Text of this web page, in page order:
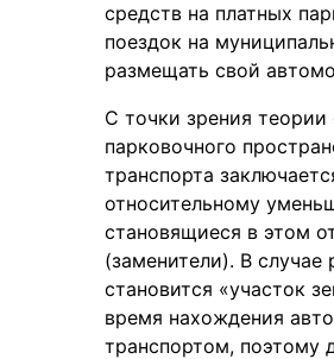
средств на платных
поездок на
размещать свой
С точки зрения
парковочного
транспорта
относительному
становящиеся в этом
(заменители). В
становится «участок
время нахождения
транспортом, поэтому